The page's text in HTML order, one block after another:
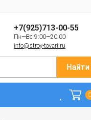
+7(925)713-00-55
Пн—Вс 9:00—20:00
info@stroy-tovari.ru
Найти